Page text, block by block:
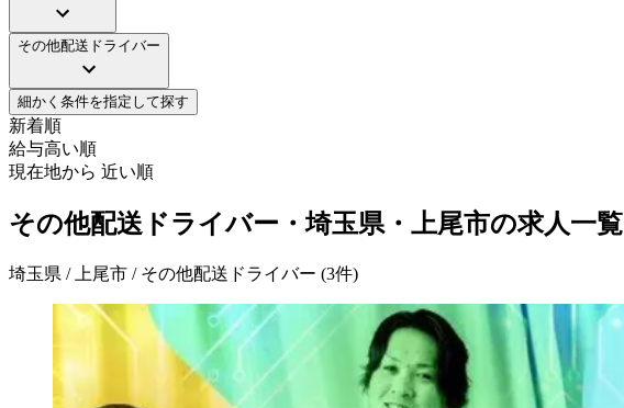
その他配送ドライバー
細かく条件を指定して探す
新着順
給与高い順
現在地から 近い順
その他配送ドライバー・埼玉県・上尾市の求人一覧
埼玉県 / 上尾市 / その他配送ドライバー (3件)